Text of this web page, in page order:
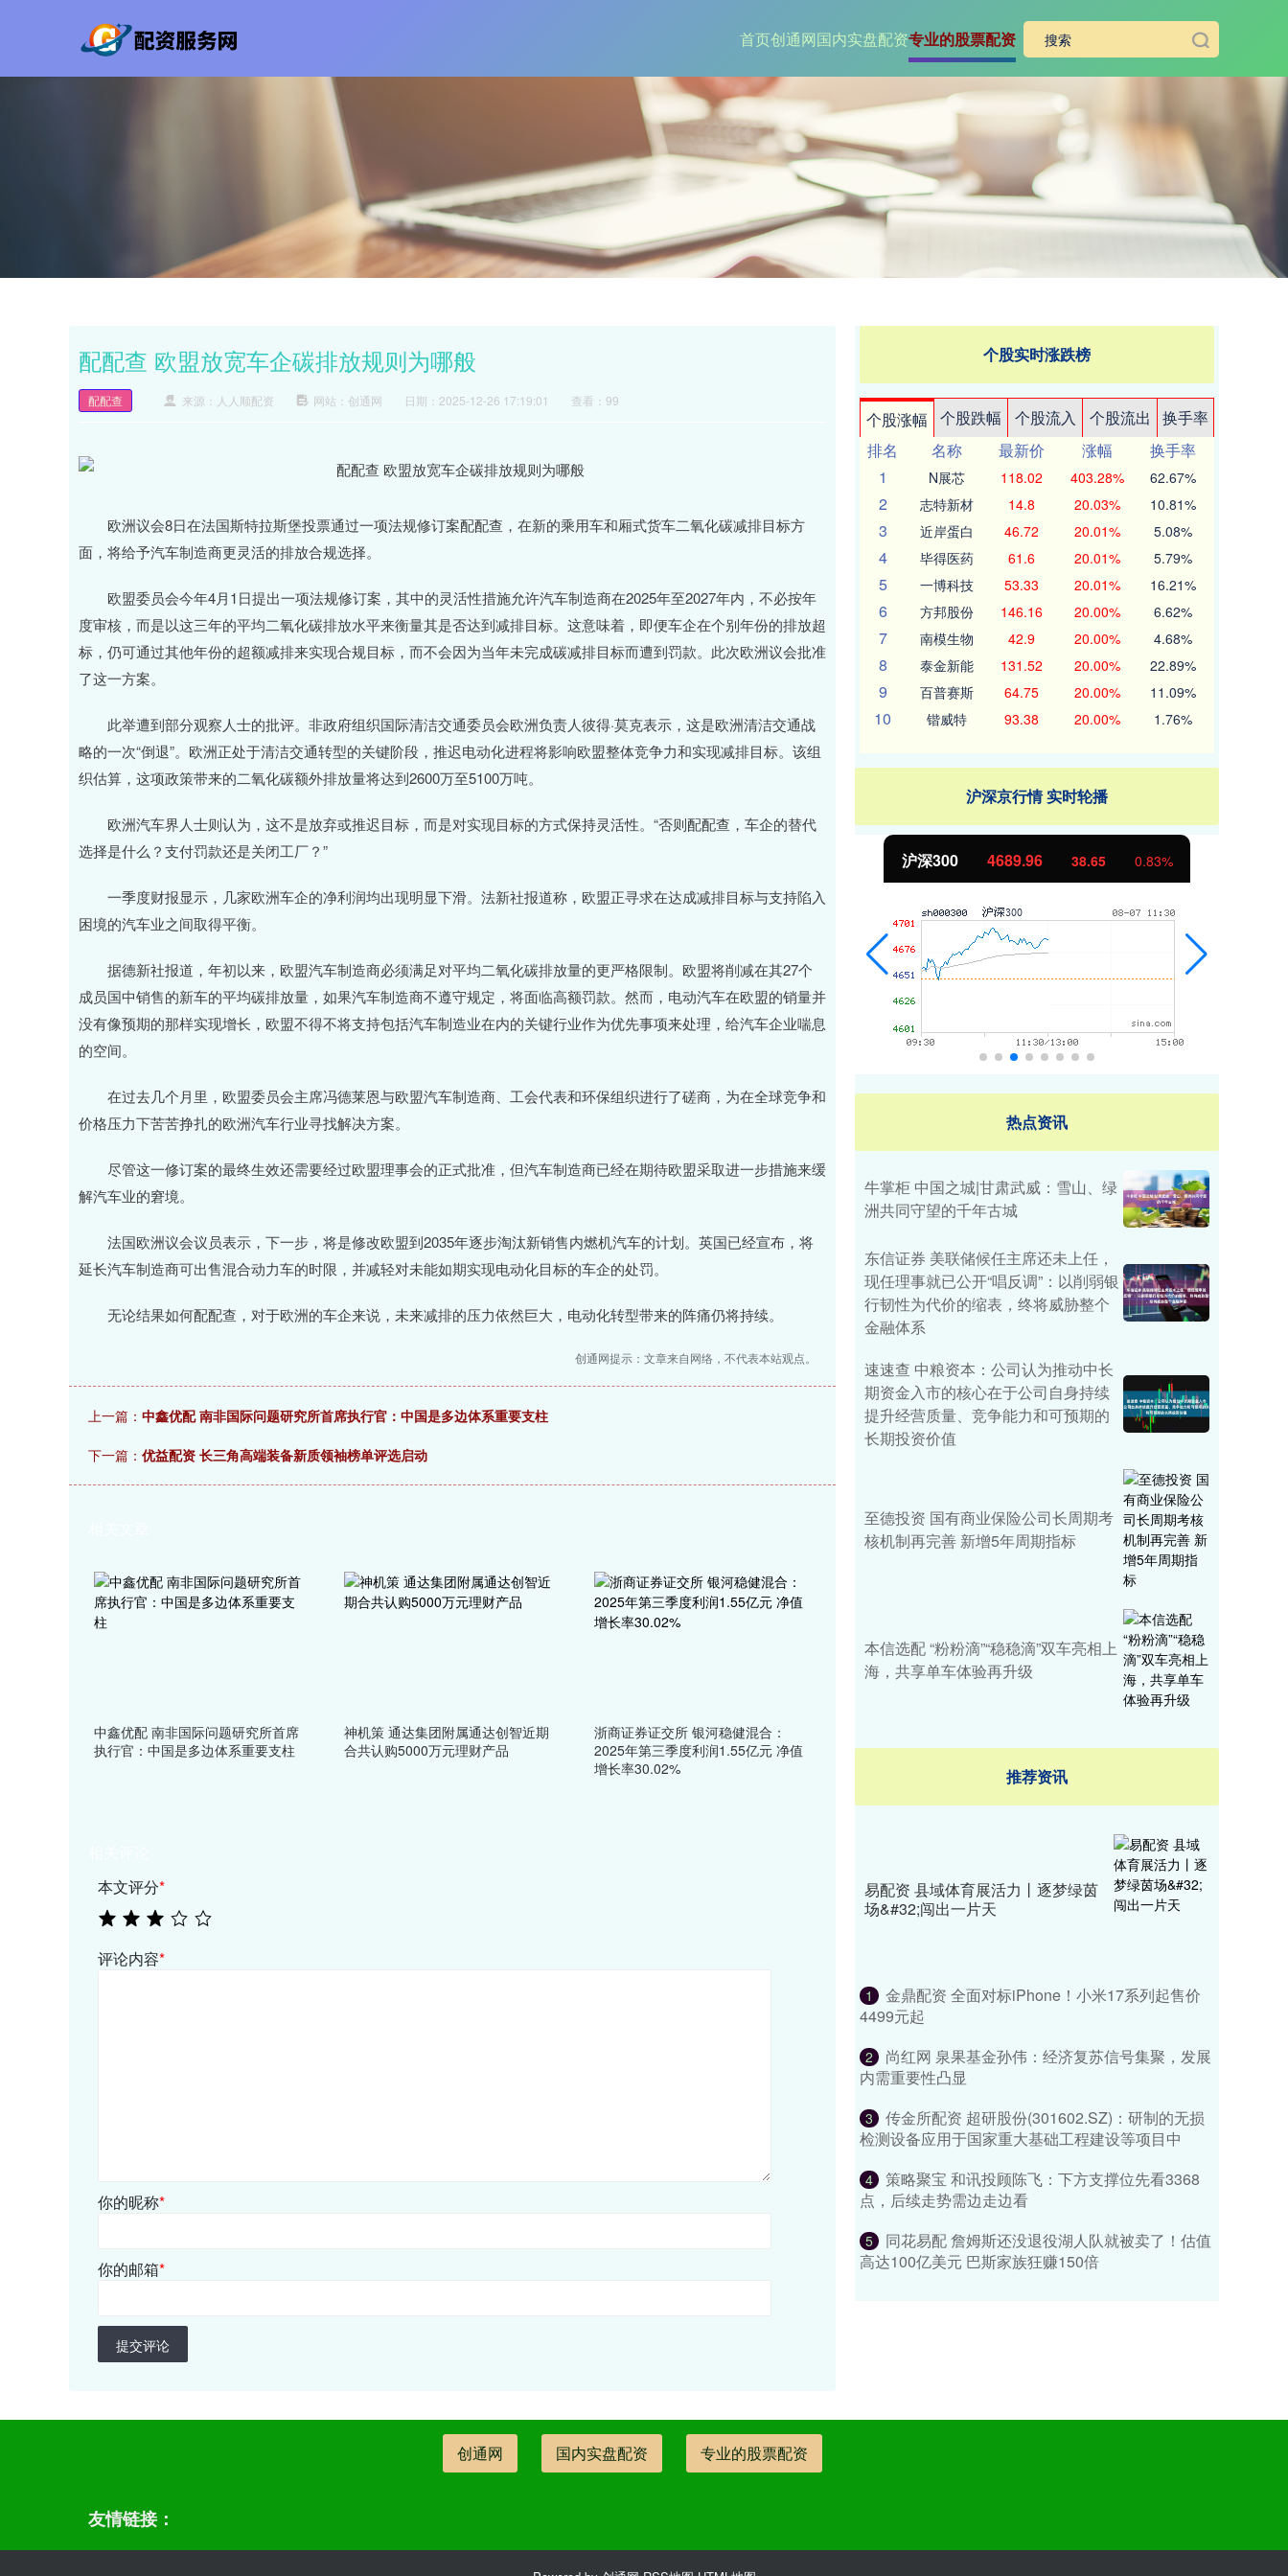
首页创通网国内实盘配资专业的股票配资
配配查 欧盟放宽车企碳排放规则为哪般
配配查 来源：人人顺配资 网站：创通网 日期：2025-12-26 17:19:01 查看：99
欧洲议会8日在法国斯特拉斯堡投票通过一项法规修订案配配查，在新的乘用车和厢式货车二氧化碳减排目标方
面，将给予汽车制造商更灵活的排放合规选择。
欧盟委员会今年4月1日提出一项法规修订案，其中的灵活性措施允许汽车制造商在2025年至2027年内，不必按年
度审核，而是以这三年的平均二氧化碳排放水平来衡量其是否达到减排目标。这意味着，即便车企在个别年份的排放超
标，仍可通过其他年份的超额减排来实现合规目标，而不会因为当年未完成碳减排目标而遭到罚款。此次欧洲议会批准
了这一方案。
此举遭到部分观察人士的批评。非政府组织国际清洁交通委员会欧洲负责人彼得·莫克表示，这是欧洲清洁交通战
略的一次“倒退”。欧洲正处于清洁交通转型的关键阶段，推迟电动化进程将影响欧盟整体竞争力和实现减排目标。该组
织估算，这项政策带来的二氧化碳额外排放量将达到2600万至5100万吨。
欧洲汽车界人士则认为，这不是放弃或推迟目标，而是对实现目标的方式保持灵活性。“否则配配查，车企的替代
选择是什么？支付罚款还是关闭工厂？”
一季度财报显示，几家欧洲车企的净利润均出现明显下滑。法新社报道称，欧盟正寻求在达成减排目标与支持陷入
困境的汽车业之间取得平衡。
据德新社报道，年初以来，欧盟汽车制造商必须满足对平均二氧化碳排放量的更严格限制。欧盟将削减在其27个
成员国中销售的新车的平均碳排放量，如果汽车制造商不遵守规定，将面临高额罚款。然而，电动汽车在欧盟的销量并
没有像预期的那样实现增长，欧盟不得不将支持包括汽车制造业在内的关键行业作为优先事项来处理，给汽车企业喘息
的空间。
在过去几个月里，欧盟委员会主席冯德莱恩与欧盟汽车制造商、工会代表和环保组织进行了磋商，为在全球竞争和
价格压力下苦苦挣扎的欧洲汽车行业寻找解决方案。
尽管这一修订案的最终生效还需要经过欧盟理事会的正式批准，但汽车制造商已经在期待欧盟采取进一步措施来缓
解汽车业的窘境。
法国欧洲议会议员表示，下一步，将是修改欧盟到2035年逐步淘汰新销售内燃机汽车的计划。英国已经宣布，将
延长汽车制造商可出售混合动力车的时限，并减轻对未能如期实现电动化目标的车企的处罚。
无论结果如何配配查，对于欧洲的车企来说，未来减排的压力依然巨大，电动化转型带来的阵痛仍将持续。
创通网提示：文章来自网络，不代表本站观点。
上一篇： 中鑫优配 南非国际问题研究所首席执行官：中国是多边体系重要支柱
下一篇： 优益配资 长三角高端装备新质领袖榜单评选启动
中鑫优配 南非国际问题研究所首席
执行官：中国是多边体系重要支柱
神机策 通达集团附属通达创智近期
合共认购5000万元理财产品
浙商证券证交所 银河稳健混合：
2025年第三季度利润1.55亿元 净值
增长率30.02%
本文评分*
评论内容*
你的昵称*
你的邮箱*
提交评论
个股实时涨跌榜
个股涨幅 个股跌幅 个股流入 个股流出
换手率
排名
名称 最新价 涨幅
换手率
1
N展芯 118.02 403.28% 62.67%
2 志特新材 14.8 20.03% 10.81%
3 近岸蛋白 46.72 20.01% 5.08%
4 毕得医药 61.6 20.01% 5.79%
5 一博科技 53.33 20.01% 16.21%
6 方邦股份 146.16 20.00% 6.62%
7 南模生物 42.9 20.00% 4.68%
8 泰金新能 131.52 20.00% 22.89%
9 百普赛斯 64.75 20.00% 11.09%
10 锴威特 93.38 20.00% 1.76%
沪深京行情 实时轮播
3919.51 19.16 0.49% 38.65 0.83% 北证50
热点资讯
牛掌柜 中国之城|甘肃武威：雪山、绿
洲共同守望的千年古城
东信证券 美联储候任主席还未上任，
现任理事就已公开“唱反调”：以削弱银
行韧性为代价的缩表，终将威胁整个
金融体系
速速查 中粮资本：公司认为推动中长
期资金入市的核心在于公司自身持续
提升经营质量、竞争能力和可预期的
长期投资价值
至德投资 国有商业保险公司长周期考
核机制再完善 新增5年周期指标
本信选配 “粉粉滴”“稳稳滴”双车亮相上
海，共享单车体验再升级
推荐资讯
易配资 县域体育展活力丨逐梦绿茵
场&#32;闯出一片天
1
金鼎配资 ​​全面对标iPhone！小米17系列起售价
4499元起
2
尚红网 泉果基金孙伟：经济复苏信号集聚，发展
内需重要性凸显
3
传金所配资 超研股份(301602.SZ)：研制的无损
检测设备应用于国家重大基础工程建设等项目中
4
策略聚宝 和讯投顾陈飞：下方支撑位先看3368
点，后续走势需边走边看
5
同花易配 詹姆斯还没退役湖人队就被卖了！估值
高达100亿美元 巴斯家族狂赚150倍
创通网 国内实盘配资 专业的股票配资
友情链接：